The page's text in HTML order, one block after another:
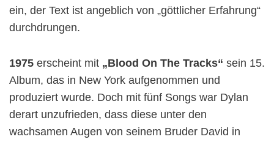
ein, der Text ist angeblich von „göttlicher Erfahrung“
durchdrungen.
1975 erscheint mit „Blood On The Tracks“ sein 15.
Album, das in New York aufgenommen und
produziert wurde. Doch mit fünf Songs war Dylan
derart unzufrieden, dass diese unter den
wachsamen Augen von seinem Bruder David in